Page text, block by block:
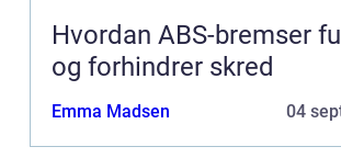
Hvordan ABS-bremser
og forhindrer skred
Emma Madsen 04